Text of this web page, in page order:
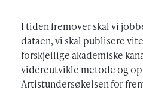
I tiden fremover skal vi
dataen, vi skal publisere
forskjellige akademiske
videreutvikle metode og
Artistundersøkelsen for